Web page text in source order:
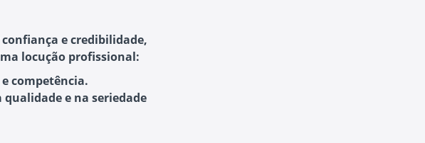
e credibilidade,
locução profissional:
competência.
e na seriedade